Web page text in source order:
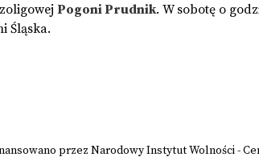
Pogoni Prudnik. W sobotę o
Śląska.
przez Narodowy Instytut Wolności -